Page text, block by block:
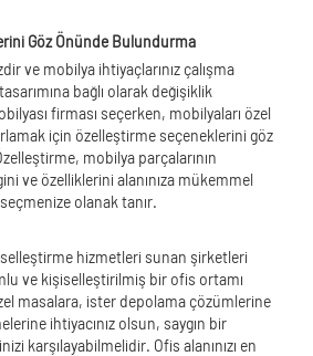
Göz Önünde Bulundurma
ve mobilya ihtiyaçlarınız çalışma
bağlı olarak değişiklik
firması seçerken, mobilyaları özel
için özelleştirme seçeneklerini göz
mobilya parçalarının
ve özelliklerini alanınıza mükemmel
olanak tanır.
hizmetleri sunan şirketleri
ve kişiselleştirilmiş bir ofis ortamı
masalara, ister depolama çözümlerine
ihtiyacınız olsun, saygın bir
karşılayabilmelidir. Ofis alanınızı en